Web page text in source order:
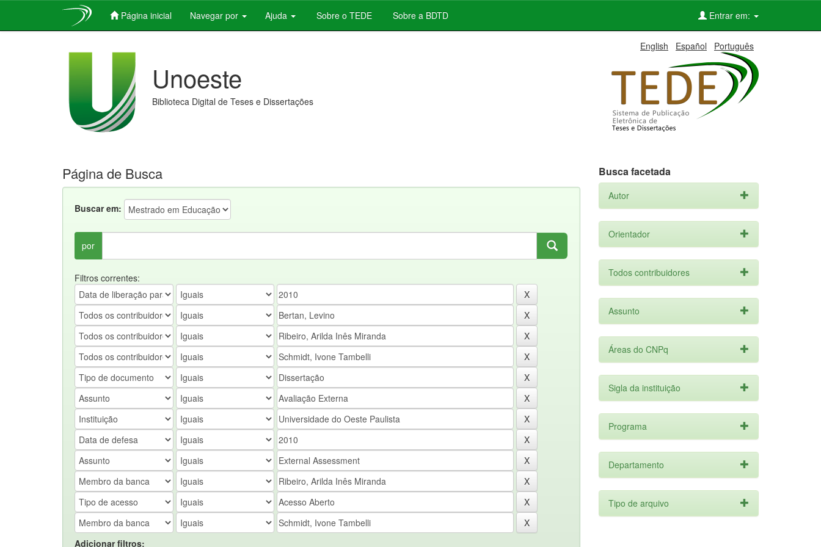
Página inicial Navegar por Ajuda Sobre o TEDE Sobre a BDTD Entrar em:
English Español Português
Unoeste
Biblioteca Digital de Teses e Dissertações
Página de Busca
Buscar em:
por
Filtros correntes:
Adicionar filtros:
Busca facetada
Autor
Orientador
Todos contribuidores
Assunto
Áreas do CNPq
Sigla da instituição
Programa
Departamento
Tipo de arquivo